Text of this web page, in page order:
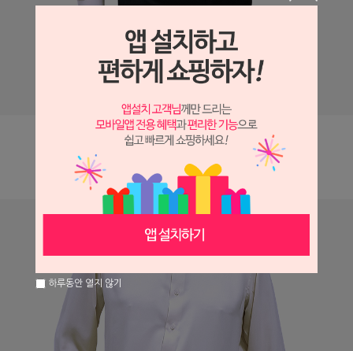
하루동안 열지 않기